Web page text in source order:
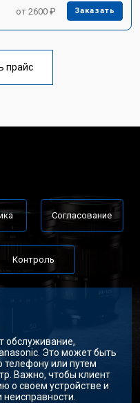
от 2600 ₽ Заказать
прайс
Согласование
Контроль
обслуживание,
Это может быть
телефону или путем
Важно, чтобы клиент
о своем устройстве и